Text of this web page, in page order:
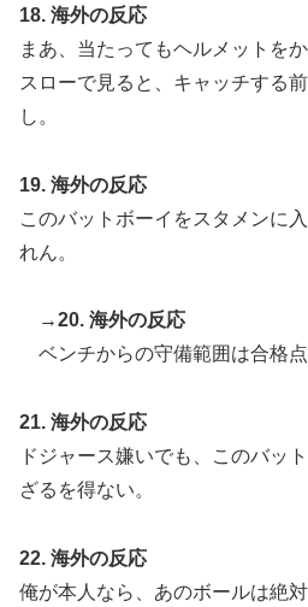
18. 海外の反応
まあ、当たってもヘルメットを
スローで見ると、キャッチする
し。
19. 海外の反応
このバットボーイをスタメンに
れん。
→20. 海外の反応
ベンチからの守備範囲は合格点
21. 海外の反応
ドジャース嫌いでも、このバッ
ざるを得ない。
22. 海外の反応
俺が本人なら、あのボールは絶対